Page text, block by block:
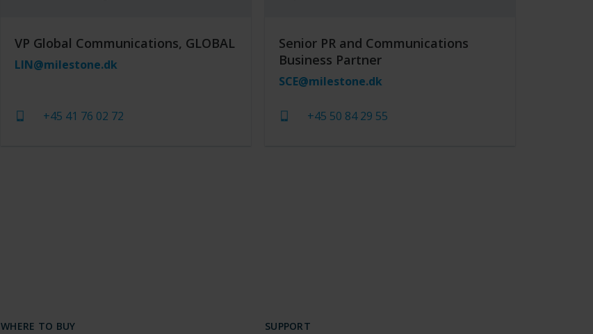
VP Global Communications, GLOBAL
LIN@milestone.dk
+45 41 76 02 72
Senior PR and Communications
Business Partner
SCE@milestone.dk
+45 50 84 29 55
WHERE TO BUY SUPPORT